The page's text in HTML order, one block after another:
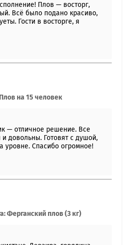
Плов — восторг,
Всё было подано красиво,
Гости в восторге, я
на 15 человек
— отличное решение. Все
довольны. Готовят с душой,
уровне. Спасибо огромное!
Ферганский плов (3 кг)